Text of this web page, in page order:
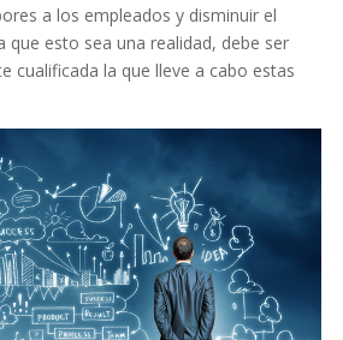
a los empleados y disminuir el
que esto sea una realidad, debe ser
cualificada la que lleve a cabo estas